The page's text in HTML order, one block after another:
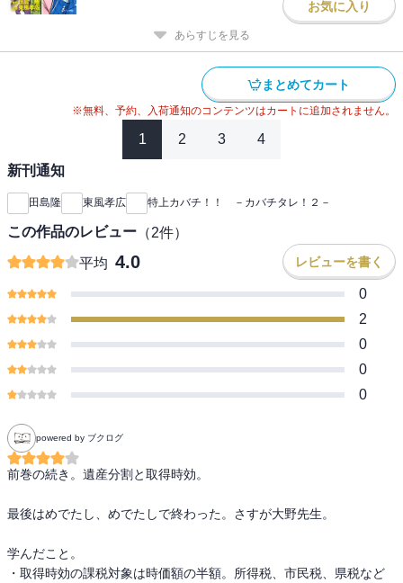
お気に入り
あらすじを見る
まとめてカート
※無料、予約、入荷通知のコンテンツはカートに追加されません。
1 2 3 4
新刊通知
田島隆 東風孝広 特上カバチ！！ －カバチタレ！２－
この作品のレビュー （2件）
平均 4.0 レビューを書く
0
2
0
0
0
powered by ブクログ
前巻の続き。遺産分割と取得時効。
最後はめでたし、めでたしで終わった。さすが大野先生。
学んだこと。
・取得時効の課税対象は時価額の半額。所得税、市民税、県税など